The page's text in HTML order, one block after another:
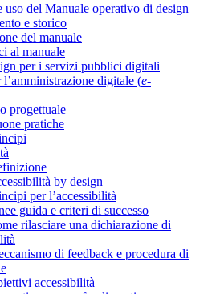
uso del Manuale operativo di design
e storico
del manuale
al manuale
per i servizi pubblici digitali
digitale (e-
progettuale
pratiche
by design
per l’accessibilità
guida e criteri di successo
rilasciare una dichiarazione di
di feedback e procedura di
accessibilità